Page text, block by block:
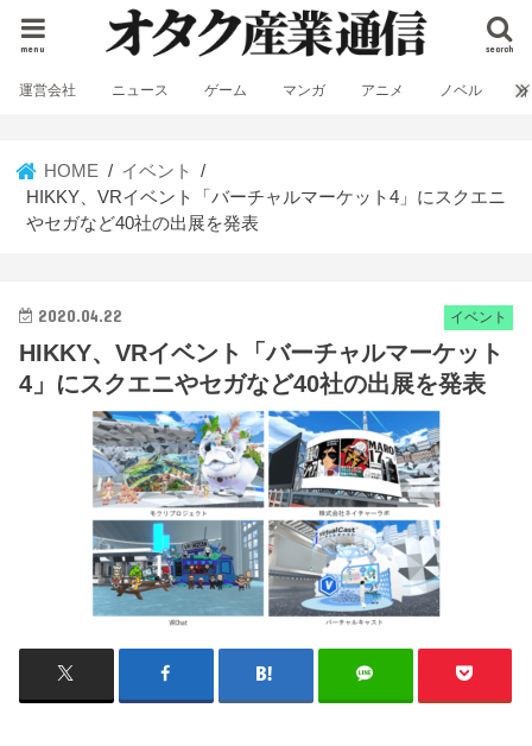
search
menu
運営会社 ニュース ゲーム マンガ アニメ ノベル
HOME
イベント
HIKKY、VRイベント「バーチャルマーケット4」にスクエニ
やセガなど40社の出展を発表
イベント
2020.04.22
HIKKY、VRイベント「バーチャルマーケット
4」にスクエニやセガなど40社の出展を発表